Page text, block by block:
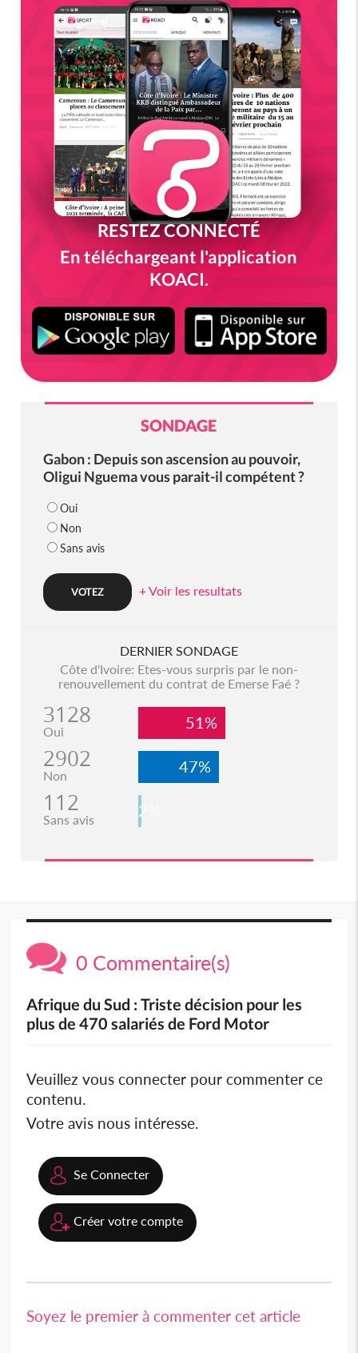
RESTEZ CONNECTÉ
En téléchargeant l'application
KOACI.
SONDAGE
Gabon : Depuis son ascension au pouvoir,
Oligui Nguema vous parait-il compétent ?
Oui
Non
Sans avis
+ Voir les resultats
DERNIER SONDAGE
Côte d'Ivoire: Etes-vous surpris par le non-
renouvellement du contrat de Emerse Faé ?
3128
Oui 51%
2902
Non 47%
112
Sans avis 2%
0 Commentaire(s)
Afrique du Sud : Triste décision pour les
plus de 470 salariés de Ford Motor
Veuillez vous connecter pour commenter ce
contenu.
Votre avis nous intéresse.
Se Connecter
Créer votre compte
Soyez le premier à commenter cet article